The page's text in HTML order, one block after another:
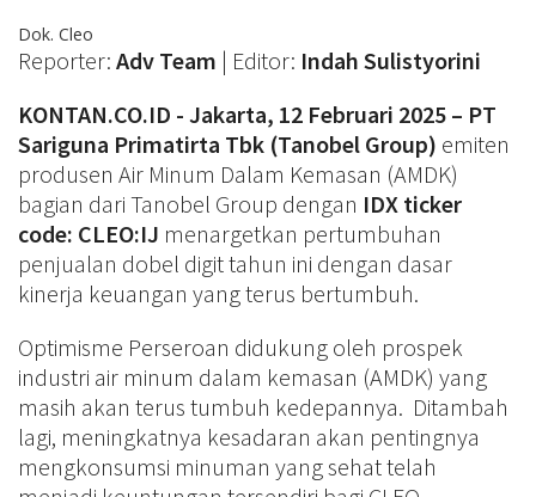
Dok. Cleo
Reporter: Adv Team | Editor: Indah Sulistyorini
KONTAN.CO.ID - Jakarta, 12 Februari 2025 – PT
Sariguna Primatirta Tbk (Tanobel Group) emiten
produsen Air Minum Dalam Kemasan (AMDK)
bagian dari Tanobel Group dengan IDX ticker
code: CLEO:IJ menargetkan pertumbuhan
penjualan dobel digit tahun ini dengan dasar
kinerja keuangan yang terus bertumbuh.
Optimisme Perseroan didukung oleh prospek
industri air minum dalam kemasan (AMDK) yang
masih akan terus tumbuh kedepannya. Ditambah
lagi, meningkatnya kesadaran akan pentingnya
mengkonsumsi minuman yang sehat telah